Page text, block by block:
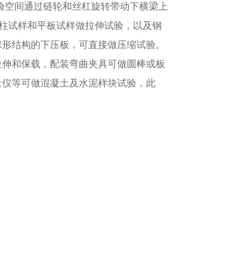
间通过链轮和丝杠旋转带动下横梁上
试样和平板试样做拉伸试验，以及钢
结构的下压板，可直接做压缩试验。
和保载，配装弯曲夹具可做圆棒或板
等可做混凝土及水泥样块试验，此